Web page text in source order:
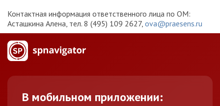
Контактная информация ответственного лица по ОМ:
Асташкина Алена, тел. 8 (495) 109 2627, ova@praesens.ru
В мобильном приложении: